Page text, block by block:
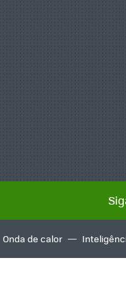
Onda de calor